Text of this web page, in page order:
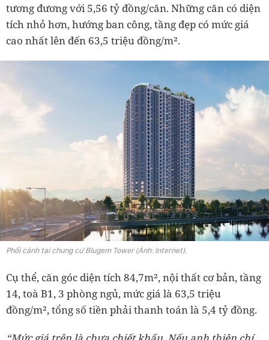
tương đương với 5,56 tỷ đồng/căn. Những căn có diện
tích nhỏ hơn, hướng ban công, tầng đẹp có mức giá
cao nhất lên đến 63,5 triệu đồng/m².
Phối cảnh tại chung cư Blugem Tower (Ảnh: Internet).
Cụ thể, căn góc diện tích 84,7m², nội thất cơ bản, tầng
14, toà B1, 3 phòng ngủ, mức giá là 63,5 triệu
đồng/m², tổng số tiền phải thanh toán là 5,4 tỷ đồng.